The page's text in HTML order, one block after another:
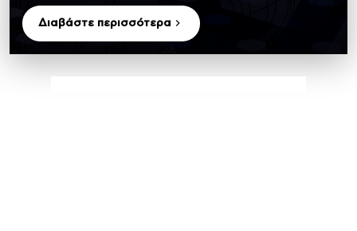
Διαβάστε περισσότερα